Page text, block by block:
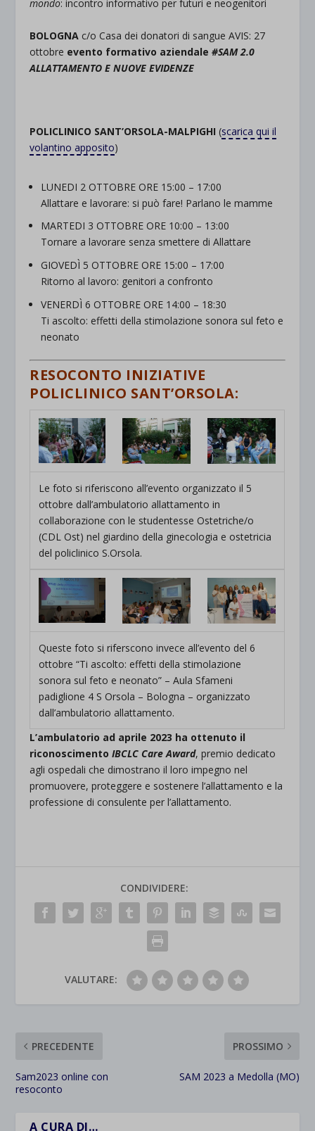
mondo: incontro informativo per futuri e neogenitori
BOLOGNA c/o Casa dei donatori di sangue AVIS: 27
ottobre evento formativo aziendale#SAM 2.0
ALLATTAMENTO E NUOVE EVIDENZE
POLICLINICO SANT’ORSOLA-MALPIGHI (scarica qui il
volantino apposito)
LUNEDI 2 OTTOBRE ORE 15:00 – 17:00
Allattare e lavorare: si può fare! Parlano le mamme
MARTEDI 3 OTTOBRE ORE 10:00 – 13:00
Tornare a lavorare senza smettere di Allattare
GIOVEDÌ 5 OTTOBRE ORE 15:00 – 17:00
Ritorno al lavoro: genitori a confronto
VENERDÌ 6 OTTOBRE ORE 14:00 – 18:30
Ti ascolto: effetti della stimolazione sonora sul feto e
neonato
RESOCONTO INIZIATIVE
POLICLINICO SANT’ORSOLA:
Le foto si riferiscono all’evento organizzato il 5
ottobre dall’ambulatorio allattamento in
collaborazione con le studentesse Ostetriche/o
(CDL Ost) nel giardino della ginecologia e ostetricia
del policlinico S.Orsola.
Queste foto si riferscono invece all’evento del 6
ottobre “Ti ascolto: effetti della stimolazione
sonora sul feto e neonato” – Aula Sfameni
padiglione 4 S Orsola – Bologna – organizzato
dall’ambulatorio allattamento.
L’ambulatorio ad aprile 2023 ha ottenuto il
riconoscimentoIBCLC Care Award, premio dedicato
agli ospedali che dimostrano il loro impegno nel
promuovere, proteggere e sostenere l’allattamento e la
professione di consulente per l’allattamento.
CONDIVIDERE:
VALUTARE:
PRECEDENTE
Sam2023 online con
resoconto
PROSSIMO
SAM 2023 a Medolla (MO)
A CURA DI…